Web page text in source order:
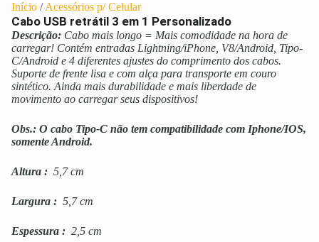
Início /Acessórios p/ Celular
Cabo USB retrátil 3 em 1 Personalizado
Descrição: Cabo mais longo = Mais comodidade na hora de
carregar! Contém entradas Lightning/iPhone, V8/Android, Tipo-
C/Android e 4 diferentes ajustes do comprimento dos cabos.
Suporte de frente lisa e com alça para transporte em couro
sintético. Ainda mais durabilidade e mais liberdade de
movimento ao carregar seus dispositivos!
Obs.: O cabo Tipo-C não tem compatibilidade com Iphone/IOS,
somente Android.
Altura : 5,7 cm
Largura : 5,7 cm
Espessura : 2,5 cm